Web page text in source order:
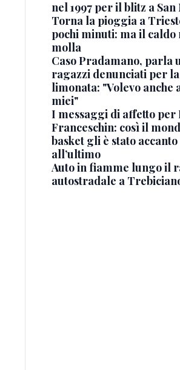
nel 1997 per il blitz a
Torna la pioggia a
pochi minuti: ma il caldo
molla
Caso Pradamano, parla
ragazzi denunciati per la
limonata: "Volevo anche
miei"
I messaggi di affetto per
Franceschin: così il
basket gli è stato
all’ultimo
Auto in fiamme lungo il
autostradale a